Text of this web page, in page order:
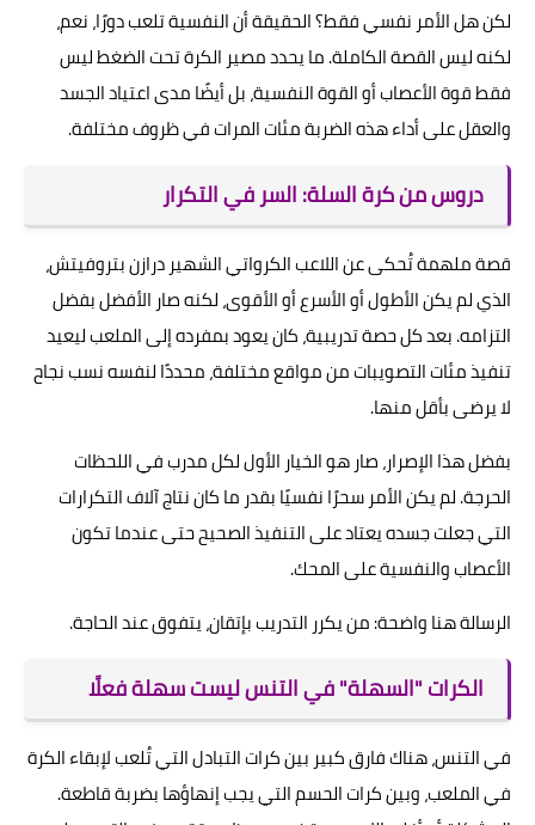
لكن هل الأمر نفسي فقط؟ الحقيقة أن النفسية تلعب دورًا، نعم،
لكنه ليس القصة الكاملة. ما يحدد مصير الكرة تحت الضغط ليس
فقط قوة الأعصاب أو القوة النفسية، بل أيضًا مدى اعتياد الجسد
والعقل على أداء هذه الضربة مئات المرات في ظروف مختلفة.
دروس من كرة السلة: السر في التكرار
قصة ملهمة تُحكى عن اللاعب الكرواتي الشهير درازن بتروفيتش،
الذي لم يكن الأطول أو الأسرع أو الأقوى، لكنه صار الأفضل بفضل
التزامه. بعد كل حصة تدريبية، كان يعود بمفرده إلى الملعب ليعيد
تنفيذ مئات التصويبات من مواقع مختلفة، محددًا لنفسه نسب نجاح
لا يرضى بأقل منها.
بفضل هذا الإصرار، صار هو الخيار الأول لكل مدرب في اللحظات
الحرجة. لم يكن الأمر سحرًا نفسيًا بقدر ما كان نتاج آلاف التكرارات
التي جعلت جسده يعتاد على التنفيذ الصحيح حتى عندما تكون
الأعصاب والنفسية على المحك.
الرسالة هنا واضحة: من يكرر التدريب بإتقان، يتفوق عند الحاجة.
الكرات "السهلة" في التنس ليست سهلة فعلًا
في التنس، هناك فارق كبير بين كرات التبادل التي تُلعب لإبقاء الكرة
في الملعب، وبين كرات الحسم التي يجب إنهاؤها بضربة قاطعة.